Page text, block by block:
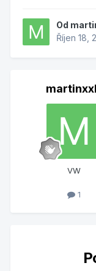
Od
Říjen 18,
martinxxl
VW
1